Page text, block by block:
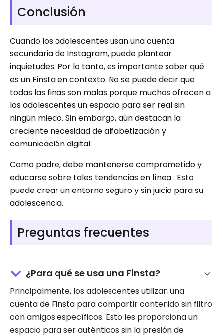
Conclusión
Cuando los adolescentes usan una cuenta
secundaria de Instagram, puede plantear
inquietudes. Por lo tanto, es importante saber qué
es un Finsta en contexto. No se puede decir que
todas las finas son malas porque muchos ofrecen a
los adolescentes un espacio para ser real sin
ningún miedo. Sin embargo, aún destacan la
creciente necesidad de alfabetización y
comunicación digital.
Como padre, debe mantenerse comprometido y
educarse sobre tales tendencias en línea . Esto
puede crear un entorno seguro y sin juicio para su
adolescencia.
Preguntas frecuentes
¿Para qué se usa una Finsta?
Principalmente, los adolescentes utilizan una
cuenta de Finsta para compartir contenido sin filtro
con amigos específicos. Esto les proporciona un
espacio para ser auténticos sin la presión de